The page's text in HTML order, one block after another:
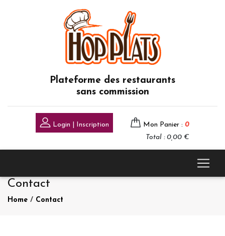
Plateforme des restaurants
sans commission
Login | Inscription Mon Panier : 0
Total : 0,00 €
Contact
Home / Contact